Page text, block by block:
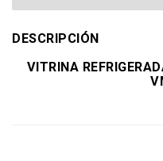
DESCRIPCIÓN
VITRINA